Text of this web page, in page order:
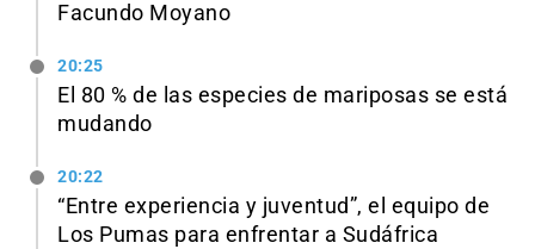
Facundo Moyano
20:25
El 80 % de las especies de mariposas se está
mudando
20:22
“Entre experiencia y juventud”, el equipo de
Los Pumas para enfrentar a Sudáfrica